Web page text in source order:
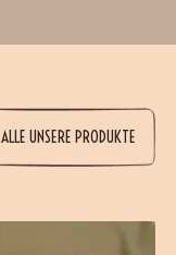
ALLE UNSERE PRODUKTE